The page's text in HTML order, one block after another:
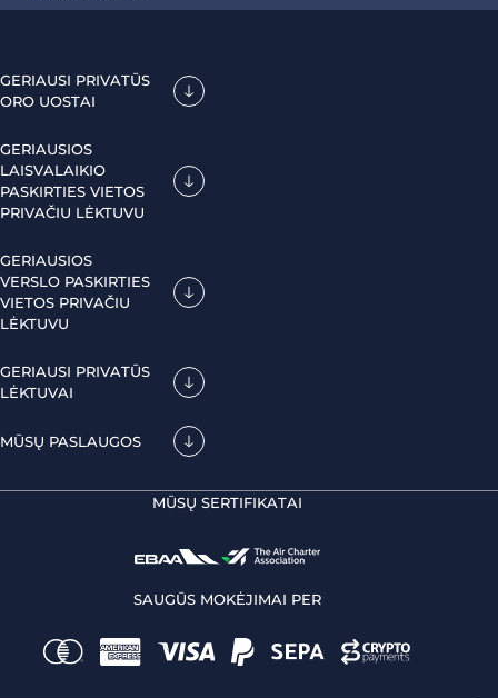
GERIAUSI PRIVATŪS
ORO UOSTAI
GERIAUSIOS
LAISVALAIKIO
PASKIRTIES VIETOS
PRIVAČIU LĖKTUVU
GERIAUSIOS
VERSLO PASKIRTIES
VIETOS PRIVAČIU
LĖKTUVU
GERIAUSI PRIVATŪS
LĖKTUVAI
MŪSŲ PASLAUGOS
MŪSŲ SERTIFIKATAI
SAUGŪS MOKĖJIMAI PER